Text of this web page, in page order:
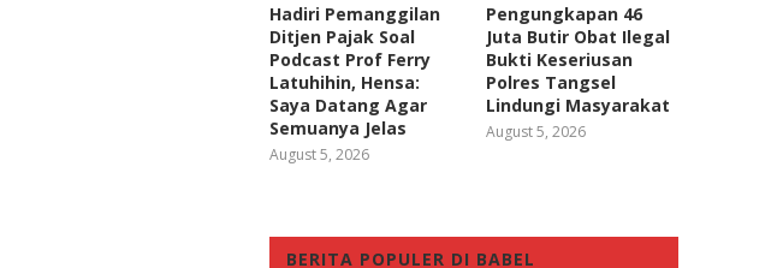
Hadiri Pemanggilan
Ditjen Pajak Soal
Podcast Prof Ferry
Latuhihin, Hensa:
Saya Datang Agar
Semuanya Jelas
August 5, 2026
Pengungkapan 46
Juta Butir Obat Ilegal
Bukti Keseriusan
Polres Tangsel
Lindungi Masyarakat
August 5, 2026
BERITA POPULER DI BABEL